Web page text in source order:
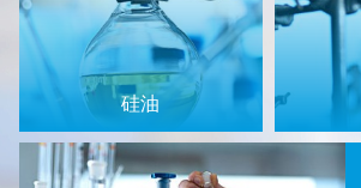
硅油